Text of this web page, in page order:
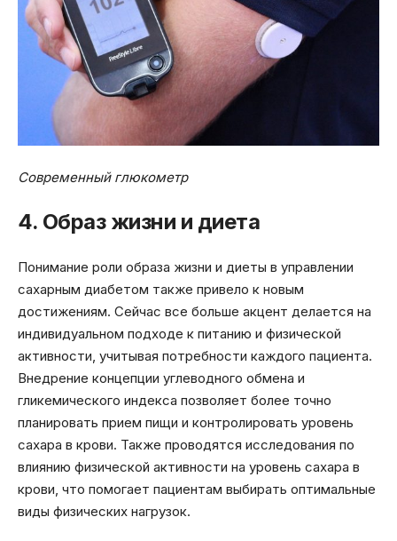
Современный глюкометр
4. Образ жизни и диета
Понимание роли образа жизни и диеты в управлении
сахарным диабетом также привело к новым
достижениям. Сейчас все больше акцент делается на
индивидуальном подходе к питанию и физической
активности, учитывая потребности каждого пациента.
Внедрение концепции углеводного обмена и
гликемического индекса позволяет более точно
планировать прием пищи и контролировать уровень
сахара в крови. Также проводятся исследования по
влиянию физической активности на уровень сахара в
крови, что помогает пациентам выбирать оптимальные
виды физических нагрузок.